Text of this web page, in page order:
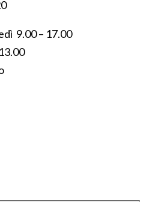
9.00 – 17.00